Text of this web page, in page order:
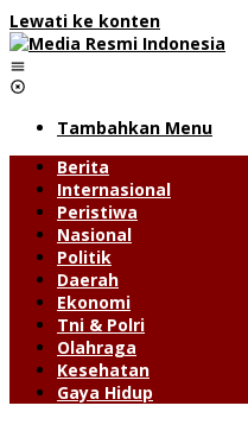
Lewati ke konten
Tambahkan Menu
Berita
Internasional
Peristiwa
Nasional
Politik
Daerah
Ekonomi
Tni & Polri
Olahraga
Kesehatan
Gaya Hidup